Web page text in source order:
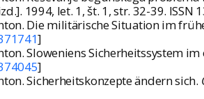
1994, let. 1, št. 1, str. 32-39. ISSN
Die militärische Situation im
]
Sloweniens Sicherheitssystem
]
Sicherheitskonzepte ändern sich.